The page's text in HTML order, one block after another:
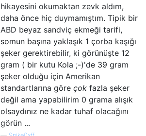
hikayesini okumaktan zevk aldım,
daha önce hiç duymamıştım. Tipik bir
ABD beyaz sandviç ekmeği tarifi,
somun başına yaklaşık 1 çorba kaşığı
şeker gerektirebilir, ki görünüşte 12
gram ( bir kutu Kola ;-)'de 39 gram
şeker olduğu için Amerikan
standartlarına göre çok fazla şeker
değil ama yapabilirim 0 grama alışık
olsaydınız ne kadar tuhaf olacağını
görün ...